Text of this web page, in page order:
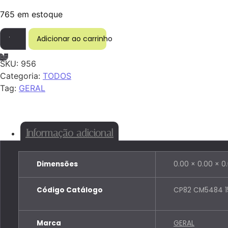
765 em estoque
ARRUELA LISA 3/8 quantidade
Adicionar ao carrinho
SKU: 956
Categoria: TODOS
Tag: GERAL
Informação adicional
Dimensões 0.00 × 0.00 ×
Código Catálogo CP82 CM5484
Marca GERAL